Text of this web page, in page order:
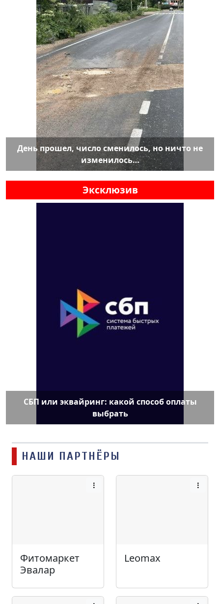
День прошел, число сменилось, но ничто не
изменилось…
Эксклюзив
СБП или эквайринг: какой способ оплаты
выбрать
НАШИ ПАРТНЁРЫ
Фитомаркет
Эвалар
Leomax